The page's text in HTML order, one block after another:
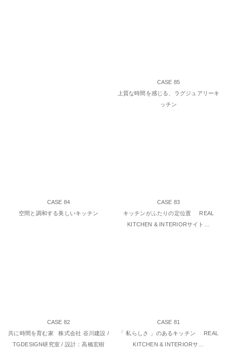
CASE 85
上質な時間を感じる、ラグジュアリーキ
ッチン
CASE 84
空間と調和する美しいキッチン
CASE 83
キッチンがふたりの定位置 REAL
KITCHEN & INTERIORサイト…
CASE 82
共に時間を育む家 株式会社 谷川建設 /
TGDESIGN研究室 / 設計：高橋宏樹
CASE 81
「 私らしさ 」のあるキッチン REAL
KITCHEN & INTERIORサ…